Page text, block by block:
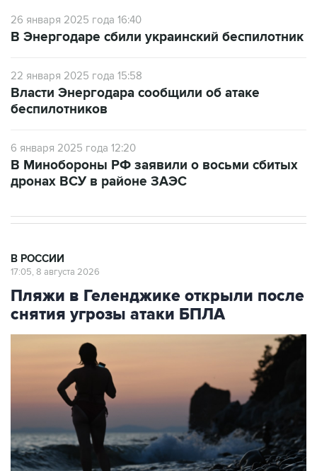
26 января 2025 года 16:40
В Энергодаре сбили украинский беспилотник
22 января 2025 года 15:58
Власти Энергодара сообщили об атаке
беспилотников
6 января 2025 года 12:20
В Минобороны РФ заявили о восьми сбитых
дронах ВСУ в районе ЗАЭС
В РОССИИ
17:05, 8 августа 2026
Пляжи в Геленджике открыли после
снятия угрозы атаки БПЛА